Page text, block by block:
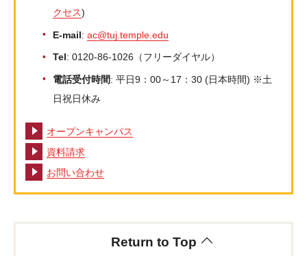
クセス)
E-mail: ac@tuj.temple.edu
Tel: 0120-86-1026（フリーダイヤル）
電話受付時間: 平日9：00～17：30 (日本時間) ※土
日祝日休み
オープンキャンパス
資料請求
お問い合わせ
Return to Top